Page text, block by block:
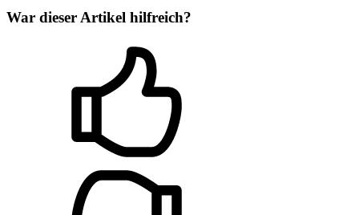
War dieser Artikel hilfreich?